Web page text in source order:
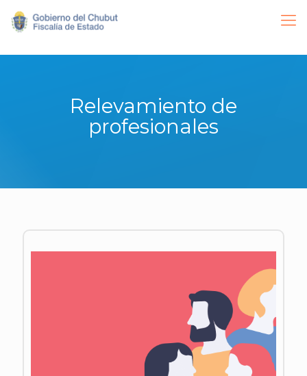
Relevamiento de
profesionales